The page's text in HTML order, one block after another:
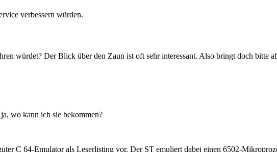
verbessern würden.
würdet? Der Blick über den Zaun ist oft sehr interessant. Also bringt doch bitte
wo kann ich sie bekommen?
C 64-Emulator als Leserlisting vor. Der ST emuliert dabei einen 6502-